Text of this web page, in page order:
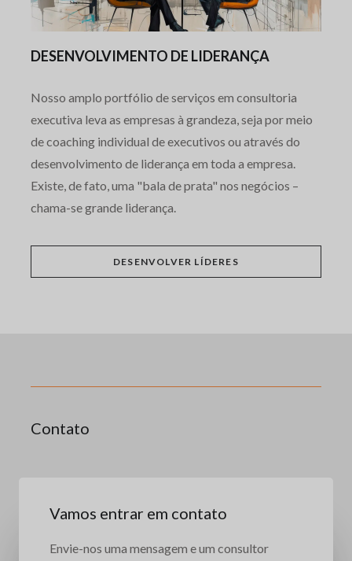
DESENVOLVIMENTO DE LIDERANÇA
Nosso amplo portfólio de serviços em consultoria
executiva leva as empresas à grandeza, seja por meio
de coaching individual de executivos ou através do
desenvolvimento de liderança em toda a empresa.
Existe, de fato, uma "bala de prata" nos negócios –
chama-se grande liderança.
DESENVOLVER LÍDERES
Contato
Vamos entrar em contato
Envie-nos uma mensagem e um consultor